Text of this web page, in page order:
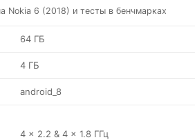
Nokia 6 (2018) и тесты в бенчмарках
64 ГБ
4 ГБ
android_8
4 x 2.2 & 4 x 1.8 ГГц